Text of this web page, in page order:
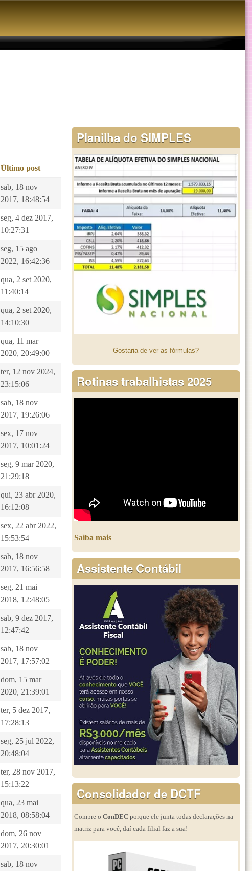
Último post
sab, 18 nov
2017, 18:48:54
seg, 4 dez 2017,
10:27:31
seg, 15 ago
2022, 16:42:36
qua, 2 set 2020,
11:40:14
qua, 2 set 2020,
14:10:30
qua, 11 mar
2020, 20:49:00
ter, 12 nov 2024,
23:15:06
sab, 18 nov
2017, 19:26:06
sex, 17 nov
2017, 10:01:24
seg, 9 mar 2020,
21:29:18
qui, 23 abr 2020,
16:12:08
sex, 22 abr 2022,
15:53:54
sab, 18 nov
2017, 16:56:58
seg, 21 mai
2018, 12:48:05
sab, 9 dez 2017,
12:47:42
sab, 18 nov
2017, 17:57:02
dom, 15 mar
2020, 21:39:01
ter, 5 dez 2017,
17:28:13
seg, 25 jul 2022,
20:48:04
ter, 28 nov 2017,
15:13:22
qua, 23 mai
2018, 08:58:04
dom, 26 nov
2017, 20:30:01
sab, 18 nov
Planilha do SIMPLES
Gostaria de ver as fórmulas?
Rotinas trabalhistas 2025
Saiba mais
Assistente Contábil
Consolidador de DCTF
Compre o ConDEC porque ele junta todas declarações na
matriz para você, daí cada filial faz a sua!